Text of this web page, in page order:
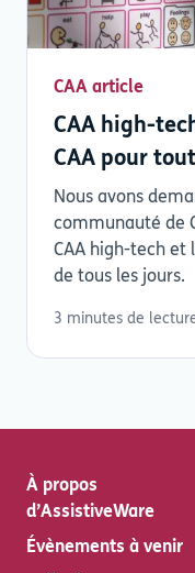
CAA article
CAA high-
CAA pour
Nous avons
communauté de
CAA high-tech et
de tous les jours.
3 minutes de
À propos
d’AssistiveWare
Évènements à venir